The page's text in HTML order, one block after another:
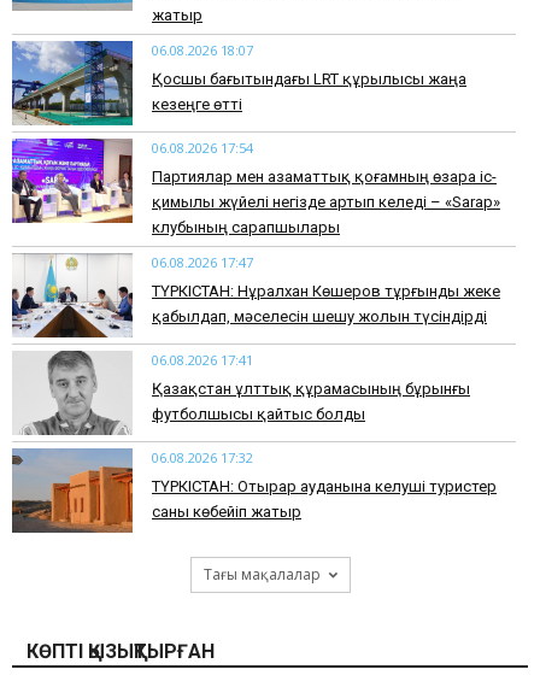
жатыр
06.08.2026 18:07
Қосшы бағытындағы LRT құрылысы жаңа
кезеңге өтті
06.08.2026 17:54
Партиялар мен азаматтық қоғамның өзара іс-
қимылы жүйелі негізде артып келеді – «Sarap»
клубының сарапшылары
06.08.2026 17:47
ТҮРКІСТАН: Нұралхан Көшеров тұрғынды жеке
қабылдап, мәселесін шешу жолын түсіндірді
06.08.2026 17:41
Қазақстан ұлттық құрамасының бұрынғы
футболшысы қайтыс болды
06.08.2026 17:32
ТҮРКІСТАН: Отырар ауданына келуші туристер
саны көбейіп жатыр
Тағы мақалалар
КӨПТІ ҚЫЗЫҚТЫРҒАН